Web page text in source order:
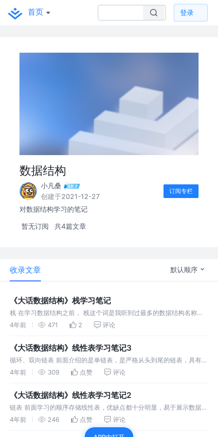
首页 登录
数据结构
小凡桑
创建于2021-12-27
订阅专栏
对数据结构学习的笔记
暂无订阅 共4篇文章
收录文章 默认顺序
《大话数据结构》栈学习笔记
栈 在学习数据结构之前， 栈这个词是我听到过最多的数据结构名称了
（其次是链表），大部分技术贴都会在开头写上“技术栈”三个字，然后
是为了解
4年前 471 2 评论
《大话数据结构》线性表学习笔记3
循环、双向链表 前面介绍的是单链表，是严格从头到尾的链表，具有易
于增删改查的优点。它的首结点被头指针所指向，尾结点指向虚空
和双向链表。
4年前 309 点赞 评论
《大话数据结构》线性表学习笔记2
链表 前面学习的顺序存储线性表，优缺点都十分明显，易于展示数据和
查找操作，不易于增删改查。 而另一种线性表，正好相反，增删改查比
顺序存储方便灵活，这就是链表，我所接触到的第一个在灵活应用指针
4年前 246 点赞 评论